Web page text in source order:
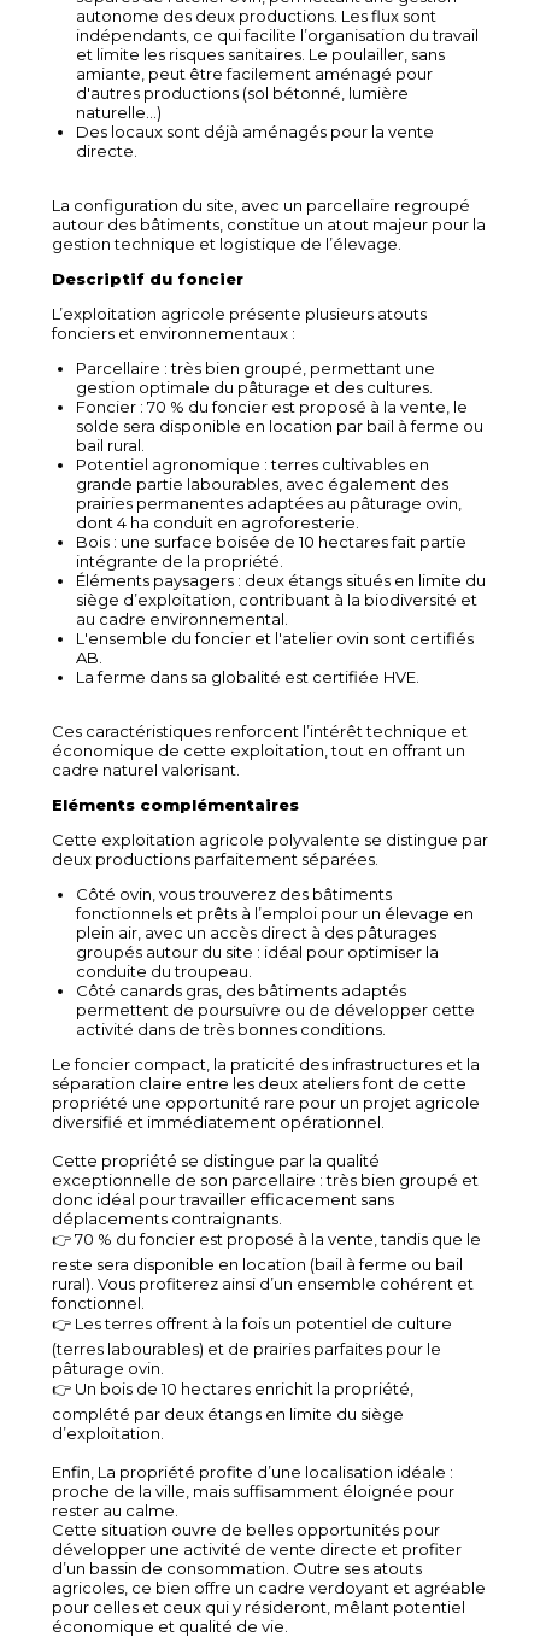
autonome des deux productions. Les flux sont
indépendants, ce qui facilite l’organisation du travail
et limite les risques sanitaires. Le poulailler, sans
amiante, peut être facilement aménagé pour
d'autres productions (sol bétonné, lumière
naturelle...)
Des locaux sont déjà aménagés pour la vente
directe.
La configuration du site, avec un parcellaire regroupé
autour des bâtiments, constitue un atout majeur pour la
gestion technique et logistique de l’élevage.
Descriptif du foncier
L’exploitation agricole présente plusieurs atouts
fonciers et environnementaux :
Parcellaire : très bien groupé, permettant une
gestion optimale du pâturage et des cultures.
Foncier : 70 % du foncier est proposé à la vente, le
solde sera disponible en location par bail à ferme ou
bail rural.
Potentiel agronomique : terres cultivables en
grande partie labourables, avec également des
prairies permanentes adaptées au pâturage ovin,
dont 4 ha conduit en agroforesterie.
Bois : une surface boisée de 10 hectares fait partie
intégrante de la propriété.
Éléments paysagers : deux étangs situés en limite du
siège d’exploitation, contribuant à la biodiversité et
au cadre environnemental.
L'ensemble du foncier et l'atelier ovin sont certifiés
AB.
La ferme dans sa globalité est certifiée HVE.
Ces caractéristiques renforcent l’intérêt technique et
économique de cette exploitation, tout en offrant un
cadre naturel valorisant.
Eléments complémentaires
Cette exploitation agricole polyvalente se distingue par
deux productions parfaitement séparées.
Côté ovin, vous trouverez des bâtiments
fonctionnels et prêts à l’emploi pour un élevage en
plein air, avec un accès direct à des pâturages
groupés autour du site : idéal pour optimiser la
conduite du troupeau.
Côté canards gras, des bâtiments adaptés
permettent de poursuivre ou de développer cette
activité dans de très bonnes conditions.
Le foncier compact, la praticité des infrastructures et la
séparation claire entre les deux ateliers font de cette
propriété une opportunité rare pour un projet agricole
diversifié et immédiatement opérationnel.
Cette propriété se distingue par la qualité
exceptionnelle de son parcellaire : très bien groupé et
donc idéal pour travailler efficacement sans
déplacements contraignants.
👉 70 % du foncier est proposé à la vente, tandis que le
reste sera disponible en location (bail à ferme ou bail
rural). Vous profiterez ainsi d’un ensemble cohérent et
fonctionnel.
👉 Les terres offrent à la fois un potentiel de culture
(terres labourables) et de prairies parfaites pour le
pâturage ovin.
👉 Un bois de 10 hectares enrichit la propriété,
complété par deux étangs en limite du siège
d’exploitation.
Enfin, La propriété profite d’une localisation idéale :
proche de la ville, mais suffisamment éloignée pour
rester au calme.
Cette situation ouvre de belles opportunités pour
développer une activité de vente directe et profiter
d’un bassin de consommation. Outre ses atouts
agricoles, ce bien offre un cadre verdoyant et agréable
pour celles et ceux qui y résideront, mêlant potentiel
économique et qualité de vie.